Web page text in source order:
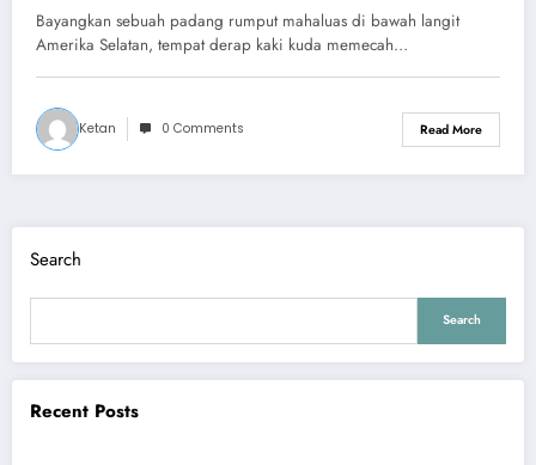
Bayangkan sebuah padang rumput mahaluas di bawah langit
Amerika Selatan, tempat derap kaki kuda memecah…
Ketan 0 Comments Read More
Search
Search
Recent Posts